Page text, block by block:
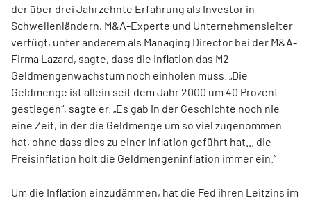
der über drei Jahrzehnte Erfahrung als Investor in
Schwellenländern, M&A-Experte und Unternehmensleiter
verfügt, unter anderem als Managing Director bei der M&A-
Firma Lazard, sagte, dass die Inflation das M2-
Geldmengenwachstum noch einholen muss. „Die
Geldmenge ist allein seit dem Jahr 2000 um 40 Prozent
gestiegen“, sagte er. „Es gab in der Geschichte noch nie
eine Zeit, in der die Geldmenge um so viel zugenommen
hat, ohne dass dies zu einer Inflation geführt hat... die
Preisinflation holt die Geldmengeninflation immer ein.“
Um die Inflation einzudämmen, hat die Fed ihren Leitzins im